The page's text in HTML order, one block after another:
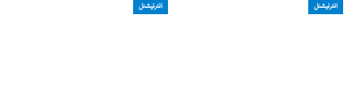
انٹرنیشنل انٹرنیشنل